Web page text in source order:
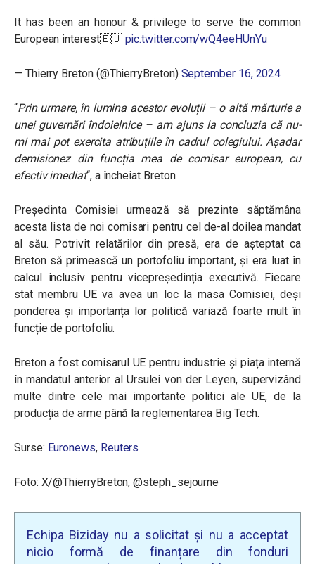
It has been an honour & privilege to serve the common
European interest🇪🇺 pic.twitter.com/wQ4eeHUnYu
— Thierry Breton (@ThierryBreton) September 16, 2024
“Prin urmare, în lumina acestor evoluții – o altă mărturie a
unei guvernări îndoielnice – am ajuns la concluzia că nu-
mi mai pot exercita atribuțiile în cadrul colegiului. Așadar
demisionez din funcția mea de comisar european, cu
efectiv imediat“, a încheiat Breton.
Președinta Comisiei urmează să prezinte săptămâna
acesta lista de noi comisari pentru cel de-al doilea mandat
al său. Potrivit relatărilor din presă, era de așteptat ca
Breton să primească un portofoliu important, și era luat în
calcul inclusiv pentru vicepreședinția executivă. Fiecare
stat membru UE va avea un loc la masa Comisiei, deși
ponderea și importanța lor politică variază foarte mult în
funcție de portofoliu.
Breton a fost comisarul UE pentru industrie și piața internă
în mandatul anterior al Ursulei von der Leyen, supervizând
multe dintre cele mai importante politici ale UE, de la
producția de arme până la reglementarea Big Tech.
Surse: Euronews, Reuters
Foto: X/@ThierryBreton, @steph_sejourne
Echipa Biziday nu a solicitat și nu a acceptat
nicio formă de finanțare din fonduri